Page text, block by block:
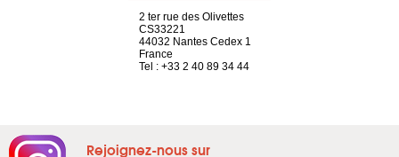
2 ter rue des Olivettes
CS33221
44032 Nantes Cedex 1
France
Tel : +33 2 40 89 34 44
Rejoignez-nous sur